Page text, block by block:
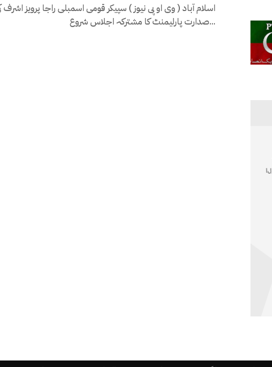
اسلام آباد ( وی او پی نیوز ) سپیکر قومی اسمبلی راجا پرویز اشرف
صدارت پارلیمنٹ کا مشترکہ اجلاس شروع...